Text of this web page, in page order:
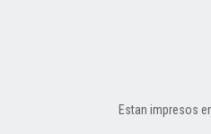
Estan impresos